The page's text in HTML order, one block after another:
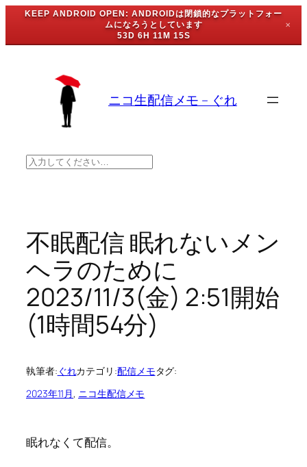
KEEP ANDROID OPEN: ANDROIDは閉鎖的なプラットフォー
ムになろうとしています
53D 6H 11M 15S
✕
ニコ生配信メモ – ぐれ
検
不眠配信 眠れないメン
ヘラのために
2023/11/3(金) 2:51開始
(1時間54分)
執筆者: ぐれカテゴリ:配信メモタグ:
2023年11月, ニコ生配信メモ
眠れなくて配信。